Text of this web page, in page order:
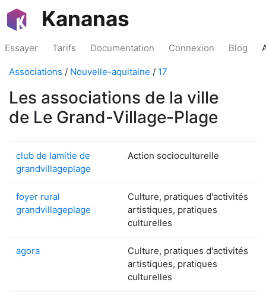
Kananas
Essayer Tarifs Documentation Connexion Blog
Associations / Nouvelle-aquitaine / 17
Les associations de la ville
de Le Grand-Village-Plage
club de lamitie de
grandvillageplage
Action socioculturelle
foyer rural
grandvillageplage
Culture, pratiques d'activités
artistiques, pratiques
culturelles
agora
Culture, pratiques d'activités
artistiques, pratiques
culturelles